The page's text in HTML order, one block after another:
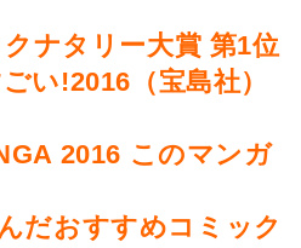
クナタリー大賞 第1位
い!2016（宝島社）
2016 このマンガ
だおすすめコミック